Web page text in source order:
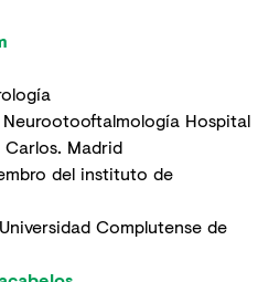
Hospital
Madrid
del instituto de
Complutense de